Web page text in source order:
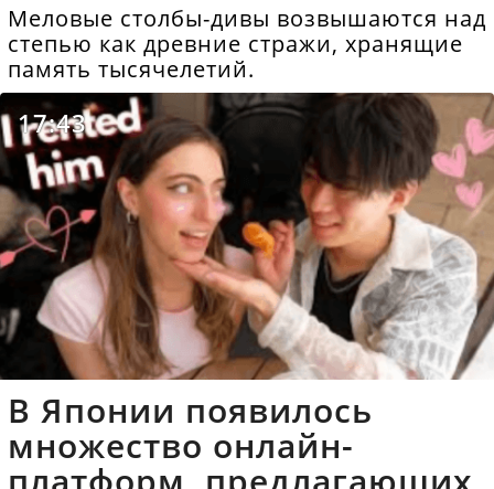
Меловые столбы-дивы возвышаются над
степью как древние стражи, хранящие
память тысячелетий.
17:43
В Японии появилось
множество онлайн-